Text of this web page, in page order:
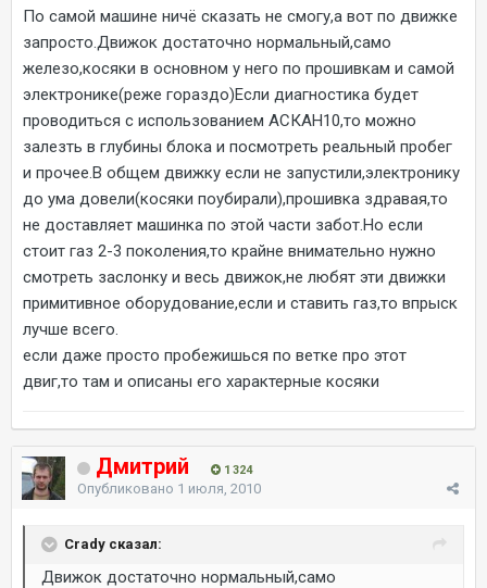
По самой машине ничё сказать не смогу,а вот по движке
запросто.Движок достаточно нормальный,само
железо,косяки в основном у него по прошивкам и самой
электронике(реже гораздо)Если диагностика будет
проводиться с использованием АСКАН10,то можно
залезть в глубины блока и посмотреть реальный пробег
и прочее.В общем движку если не запустили,электронику
до ума довели(косяки поубирали),прошивка здравая,то
не доставляет машинка по этой части забот.Но если
стоит газ 2-3 поколения,то крайне внимательно нужно
смотреть заслонку и весь движок,не любят эти движки
примитивное оборудование,если и ставить газ,то впрыск
лучше всего.
если даже просто пробежишься по ветке про этот
двиг,то там и описаны его характерные косяки
Дмитрий 1 324
Опубликовано 1 июля, 2010
Crady сказал:
Движок достаточно нормальный,само